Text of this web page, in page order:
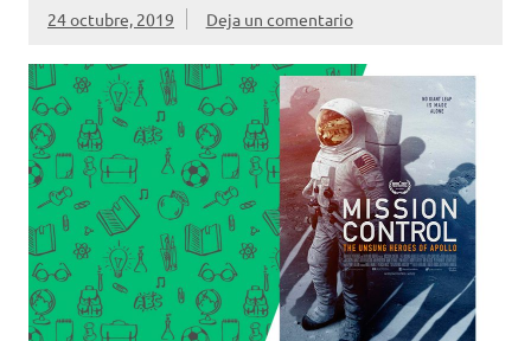
24 octubre, 2019 Deja un comentario